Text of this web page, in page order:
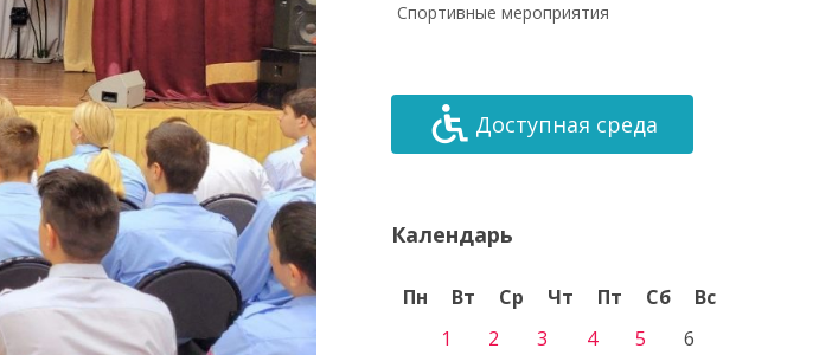
Спортивные мероприятия
Доступная среда
Календарь
Пн Вт Ср Чт Пт Сб
Вс
1
2 3 4 5
6